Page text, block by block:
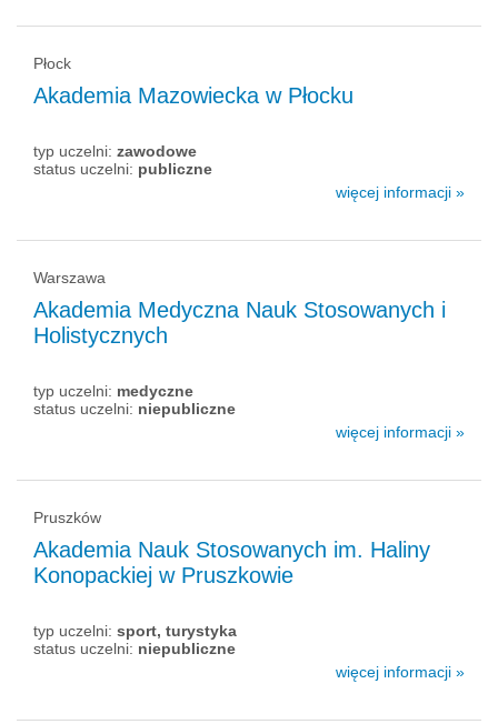
Płock
Akademia Mazowiecka w Płocku
typ uczelni: zawodowe
status uczelni: publiczne
więcej informacji »
Warszawa
Akademia Medyczna Nauk Stosowanych i
Holistycznych
typ uczelni: medyczne
status uczelni: niepubliczne
więcej informacji »
Pruszków
Akademia Nauk Stosowanych im. Haliny
Konopackiej w Pruszkowie
typ uczelni: sport, turystyka
status uczelni: niepubliczne
więcej informacji »